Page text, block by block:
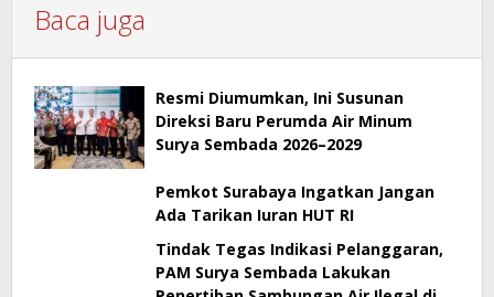
Baca juga
Resmi Diumumkan, Ini Susunan
Direksi Baru Perumda Air Minum
Surya Sembada 2026–2029
Pemkot Surabaya Ingatkan Jangan
Ada Tarikan Iuran HUT RI
Tindak Tegas Indikasi Pelanggaran,
PAM Surya Sembada Lakukan